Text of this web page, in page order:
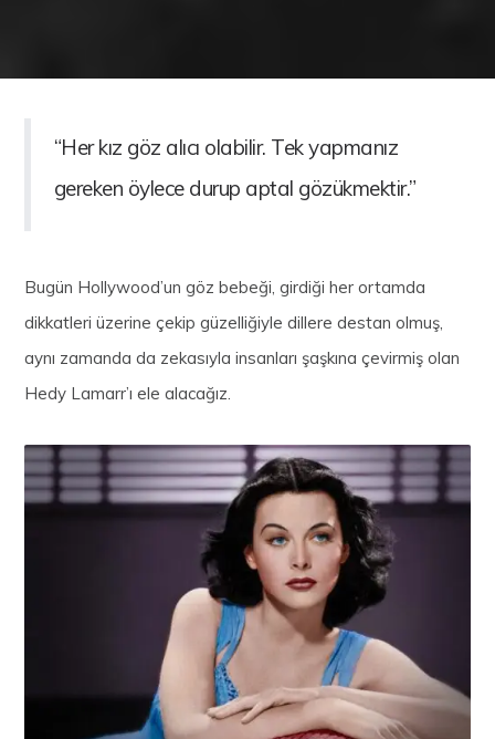
“Her kız göz alıcı olabilir. Tek yapmanız
gereken öylece durup aptal gözükmektir.”
Bugün Hollywood’un göz bebeği, girdiği her ortamda
dikkatleri üzerine çekip güzelliğiyle dillere destan olmuş,
aynı zamanda da zekasıyla insanları şaşkına çevirmiş olan
Hedy Lamarr’ı ele alacağız.